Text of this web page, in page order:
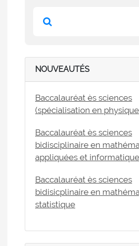
NOUVEAUTÉS
Baccalauréat ès sciences
(spécialisation en
Baccalauréat ès sciences
bidisciplinaire en
appliquées et informatique
Baccalauréat ès sciences
bidisicplinaire en
statistique